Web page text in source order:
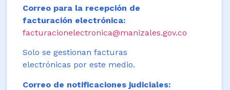
Correo para la recepción de
facturación electrónica:
facturacionelectronica@manizales.gov.co
Solo se gestionan facturas
electrónicas por este medio.
Correo de notificaciones judiciales: